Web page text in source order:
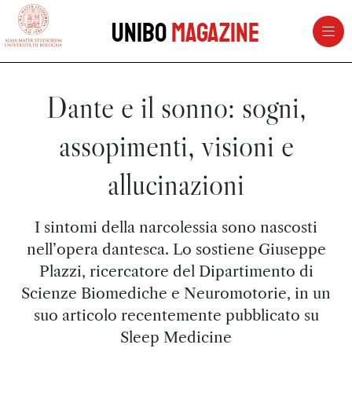
vai al contenuto della pagina
UniboMagazine
Dante e il sonno: sogni,
assopimenti, visioni e
allucinazioni
I sintomi della narcolessia sono nascosti
nell’opera dantesca. Lo sostiene Giuseppe
Plazzi, ricercatore del Dipartimento di
Scienze Biomediche e Neuromotorie, in un
suo articolo recentemente pubblicato su
Sleep Medicine